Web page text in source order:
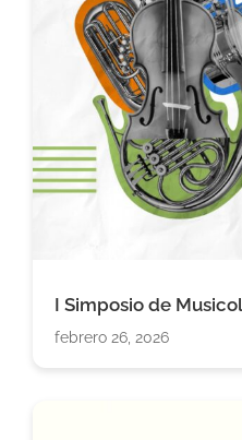
I Simposio de
febrero 26, 2026